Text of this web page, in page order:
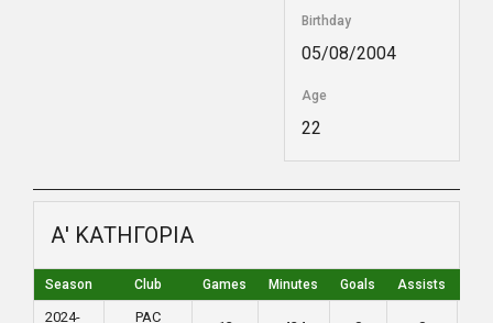
Birthday
05/08/2004
Age
22
Α' ΚΑΤΗΓΟΡΙΑ
Season Club Games Minutes Goals Assists
2024-
PAC